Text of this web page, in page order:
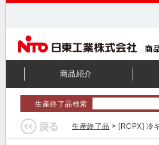
商品紹介
生産終了品検索
生産終了品 > [RCPX] 冷